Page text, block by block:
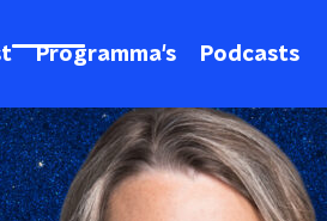
Programma's Podcasts